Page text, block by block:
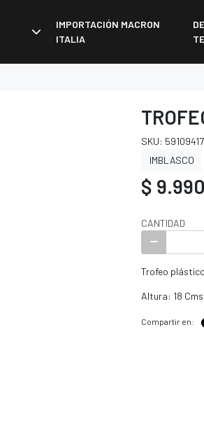
IMPORTACIÓN MACRON
ITALIA
SKU:
IMBLASCO
$ 9.990
CANTIDAD
Trofeo
Altura: 18 Cms
Compartir en: